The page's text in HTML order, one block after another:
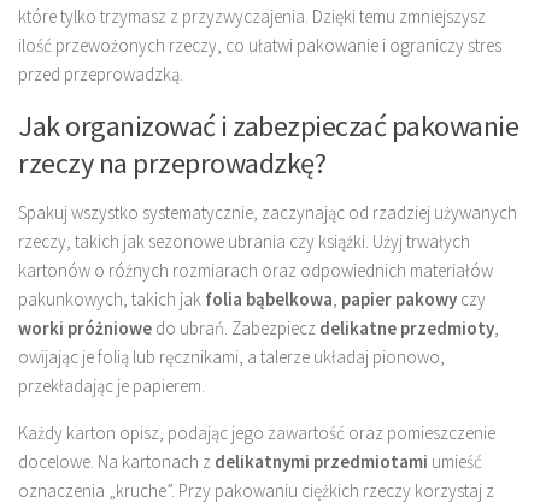
które tylko trzymasz z przyzwyczajenia. Dzięki temu zmniejszysz
ilość przewożonych rzeczy, co ułatwi pakowanie i ograniczy stres
przed przeprowadzką.
Jak organizować i zabezpieczać pakowanie
rzeczy na przeprowadzkę?
Spakuj wszystko systematycznie, zaczynając od rzadziej używanych
rzeczy, takich jak sezonowe ubrania czy książki. Użyj trwałych
kartonów o różnych rozmiarach oraz odpowiednich materiałów
pakunkowych, takich jak folia bąbelkowa papier pakowy czy
worki próżniowe do ubrań. Zabezpiecz delikatne przedmioty
owijając je folią lub ręcznikami, a talerze układaj pionowo,
przekładając je papierem.
Każdy karton opisz, podając jego zawartość oraz pomieszczenie
docelowe. Na kartonach z delikatnymi przedmiotami umieść
oznaczenia „kruche”. Przy pakowaniu ciężkich rzeczy korzystaj z